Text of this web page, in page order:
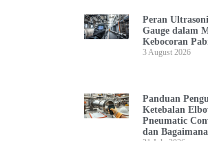
Peran
Gauge dalam
Kebocoran
3 August 2026
Panduan
Ketebalan
Pneumatic
dan